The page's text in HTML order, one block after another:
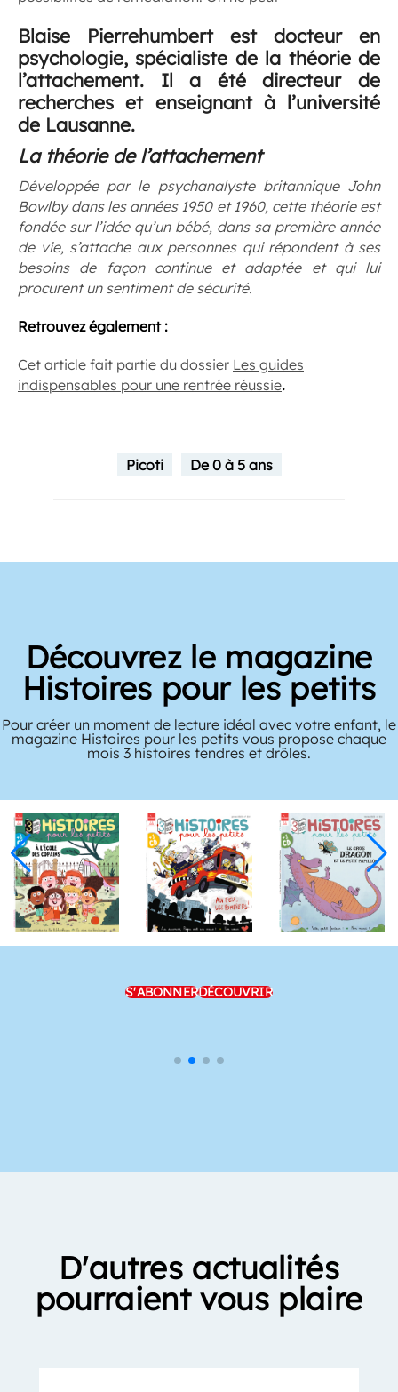
Blaise Pierrehumbert est docteur en
psychologie, spécialiste de la théorie de
l’attachement. Il a été directeur de
recherches et enseignant à l’université
de Lausanne.
La théorie de l’attachement
Développée par le psychanalyste britannique John
Bowlby dans les années 1950 et 1960, cette théorie est
fondée sur l’idée qu’un bébé, dans sa première année
de vie, s’attache aux personnes qui répondent à ses
besoins de façon continue et adaptée et qui lui
procurent un sentiment de sécurité.
Retrouvez également :
Cet article fait partie du dossier Les guides
indispensables pour une rentrée réussie.
Picoti De 0 à 5 ans
Découvrez le magazine
Histoires pour les petits
Pour créer un moment de lecture idéal avec votre enfant, le
magazine Histoires pour les petits vous propose chaque
mois 3 histoires tendres et drôles.
S'ABONNERDÉCOUVRIR
D'autres actualités
pourraient vous plaire